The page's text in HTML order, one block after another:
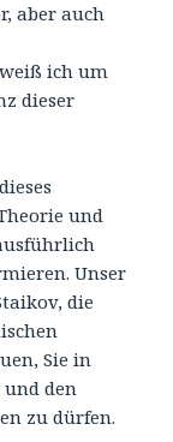
aber auch
ich um
dieser
und
Unser
die
Sie in
den
zu dürfen.